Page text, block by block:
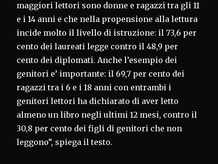
maggiori lettori sono donne e ragazzi tra gli 11
e i 14 anni e che nella propensione alla lettura
incide molto il livello di istruzione: il 73,6 per
cento dei laureati legge contro il 48,9 per
cento dei diplomati. Anche l’esempio dei
genitori e’ importante: il 69,7 per cento dei
ragazzi tra i 6 e i 18 anni con entrambi i
genitori lettori ha dichiarato di aver letto
almeno un libro negli ultimi 12 mesi, contro il
30,8 per cento dei figli di genitori che non
leggono”, spiega il testo.